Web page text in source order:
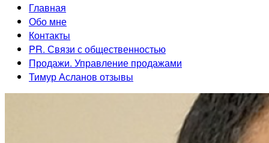
Главная
Обо мне
Контакты
PR. Связи с общественностью
Продажи. Управление продажами
Тимур Асланов отзывы